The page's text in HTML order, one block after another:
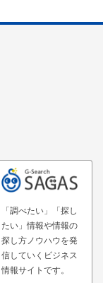
「調べたい」「探し
たい」情報や情報の
探し方ノウハウを発
信していくビジネス
情報サイトです。